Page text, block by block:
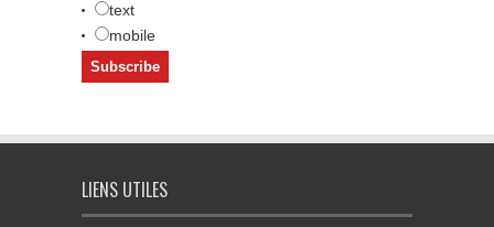
text
mobile
LIENS UTILES